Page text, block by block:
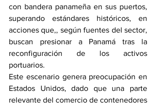
con bandera panameña en sus puertos,
superando estándares históricos, en
acciones que,, según fuentes del sector,
buscan presionar a Panamá tras la
reconfiguración de los activos
portuarios.
Este escenario genera preocupación en
Estados Unidos, dado que una parte
relevante del comercio de contenedores